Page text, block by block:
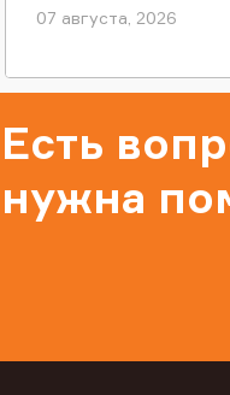
07 августа, 2026
Есть
нужна